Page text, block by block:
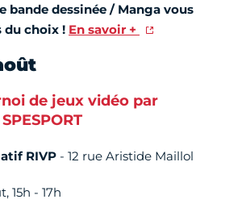
bande dessinée / Manga vous
du choix ! En savoir +
de jeux vidéo par
RIVP - 12 rue Aristide Maillol
15h - 17h